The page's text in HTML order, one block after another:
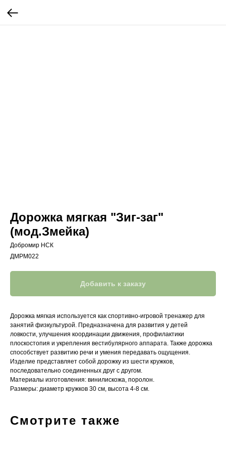
Дорожка мягкая "Зиг-заг"
(мод.Змейка)
Добромир НСК
ДМРМ022
Добавить к заказу
Дорожка мягкая используется как спортивно-игровой тренажер для
занятий физкультурой. Предназначена для развития у детей
ловкости, улучшения координации движения, профилактики
плоскостопия и укрепления вестибулярного аппарата. Также дорожка
способствует развитию речи и умения передавать ощущения.
Изделие представляет собой дорожку из шести кружков,
последовательно соединенных друг с другом.
Материалы изготовления: винилискожа, поролон.
Размеры: диаметр кружков 30 см, высота 4-8 см.
Смотрите также